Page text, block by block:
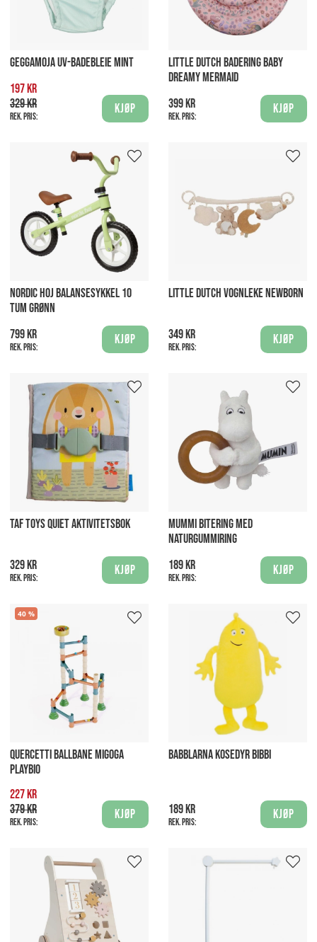
GEGGAMOJA UV-BADEBLEIE MINT
197 kr
329 kr
Rek. pris:
Kjøp
LITTLE DUTCH BADERING BABY
DREAMY MERMAID
399 kr
Rek. pris:
Kjøp
NORDIC HOJ BALANSESYKKEL 10
TUM GRØNN
799 kr
Rek. pris:
Kjøp
LITTLE DUTCH VOGNLEKE NEWBORN
349 kr
Rek. pris:
Kjøp
TAF TOYS QUIET AKTIVITETSBOK
329 kr
Rek. pris:
Kjøp
MUMMI BITERING MED
NATURGUMMIRING
189 kr
Rek. pris:
Kjøp
40
QUERCETTI BALLBANE MIGOGA
PLAYBIO
227 kr
379 kr
Rek. pris:
Kjøp
BABBLARNA KOSEDYR BIBBI
189 kr
Rek. pris:
Kjøp